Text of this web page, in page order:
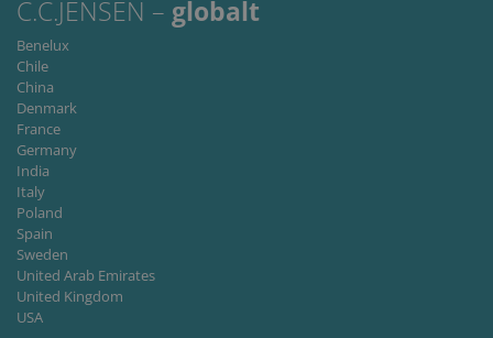
C.C.JENSEN – globalt
Benelux
Chile
China
Denmark
France
Germany
India
Italy
Poland
Spain
Sweden
United Arab Emirates
United Kingdom
USA